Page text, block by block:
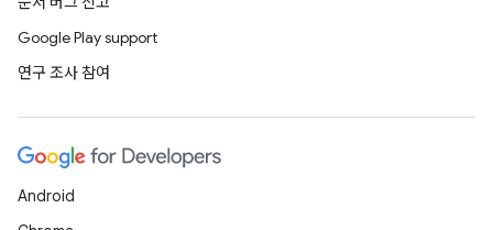
Google Play support
연구 조사 참여
Android